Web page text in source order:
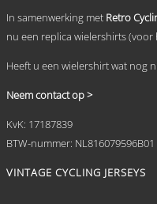
In samenwerking met Retro
nu een replica wielershirts
Heeft u een wielershirt wat nog
Neem contact op >
KvK: 17187839
BTW-nummer: NL816079596B01
VINTAGE CYCLING JERSEYS